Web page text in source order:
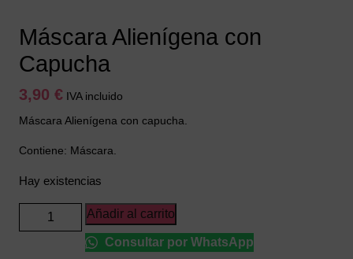
Máscara Alienígena con
Capucha
3,90 € IVA incluido
Máscara Alienígena con capucha.
Contiene: Máscara.
Hay existencias
Máscara
Alienígena
Añadir al carrito
Consultar por WhatsApp